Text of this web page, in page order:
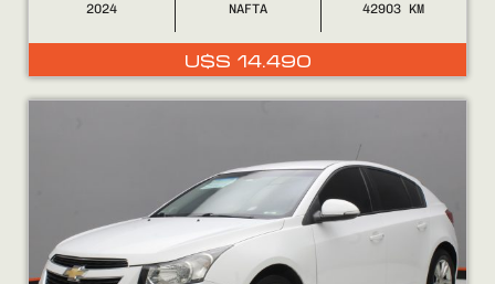
2024 NAFTA 42903
U$S 14.490